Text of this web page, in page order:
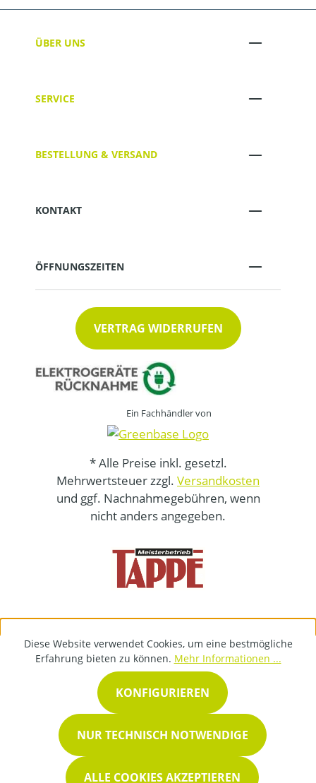
ÜBER UNS
SERVICE
BESTELLUNG & VERSAND
KONTAKT
ÖFFNUNGSZEITEN
VERTRAG WIDERRUFEN
Ein Fachhändler von
* Alle Preise inkl. gesetzl.
Mehrwertsteuer zzgl. Versandkosten
und ggf. Nachnahmegebühren, wenn
nicht anders angegeben.
Diese Website verwendet Cookies, um eine bestmögliche
Erfahrung bieten zu können. Mehr Informationen ...
NUR TECHNISCH NOTWENDIGE
KONFIGURIEREN
ALLE COOKIES AKZEPTIEREN